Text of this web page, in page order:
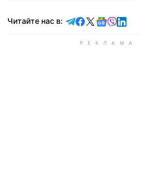
Читайте нас в: Читайте в
Читайте в
Читайте в X
Читайте